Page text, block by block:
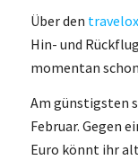
Über den
Hin- und
momentan
Am günstigsten
Februar. Gegen
Euro könnt ihr